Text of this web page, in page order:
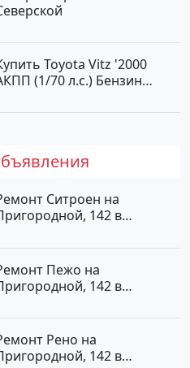
Toyota Vitz '2000
(1/70 л.с.) Бензин
Хетчбэк по цене
Ситроен на
142 в
Пежо на
142 в
Рено на
142 в